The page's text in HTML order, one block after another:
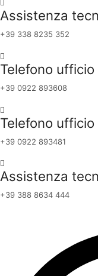
Assistenza
+39 338 8235 352
Telefono ufficio
+39 0922 893608
Telefono ufficio
+39 0922 893481
Assistenza
+39 388 8634 444